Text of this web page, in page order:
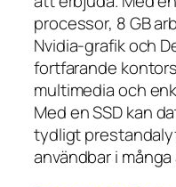
processor, 8 GB
Nvidia-grafik och
fortfarande
multimedia och
Med en SSD kan
tydligt
användbar i många